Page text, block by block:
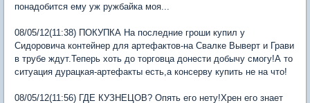
понадобится ему уж ружбайка моя...
08/05/12(11:38) ПОКУПКА На последние гроши купил у
Сидоровича контейнер для артефактов-на Свалке Выверт и Грави
в трубе ждут.Теперь хоть до торговца донести добычу смогу!А то
ситуация дурацкая-артефакты есть,а консерву купить не на что!
08/05/12(11:56) ГДЕ КУЗНЕЦОВ? Опять его нету!Хрен его знает